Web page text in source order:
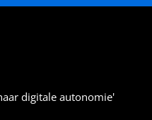
digitale autonomie'